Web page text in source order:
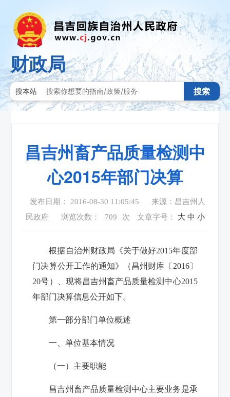
财政局
搜本站 搜索
昌吉州畜产品质量检测中
心2015年部门决算
发布日期： 2016-08-30 11:05:45
来源：昌吉州人
民政府
浏览次数： 709 次 文章字号： 大 中 小
根据自治州财政局《关于做好2015年度部
门决算公开工作的通知》（昌州财库 〔 2016〕
20号）、现将昌吉州畜产品质量检测中心2015
年部门决算信息公开如下。
第一部分部门单位概述
一、单位基本情况
（一）主要职能
昌吉州畜产品质量检测中心主要业务是承